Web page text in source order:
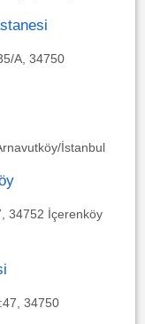
A, 34750
İstanbul
34752 İçerenköy
34750